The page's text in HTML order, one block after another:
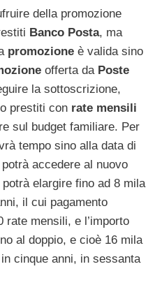
della promozione
Banco Posta, ma
promozione è valida sino
offerta da Poste
la sottoscrizione,
prestiti con rate mensili
sul budget familiare. Per
tempo sino alla data di
accedere al nuovo
elargire fino ad 8 mila
il cui pagamento
mensili, e l’importo
al doppio, e cioè 16 mila
cinque anni, in sessanta